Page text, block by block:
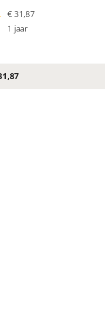
j € 31,87
1 jaar